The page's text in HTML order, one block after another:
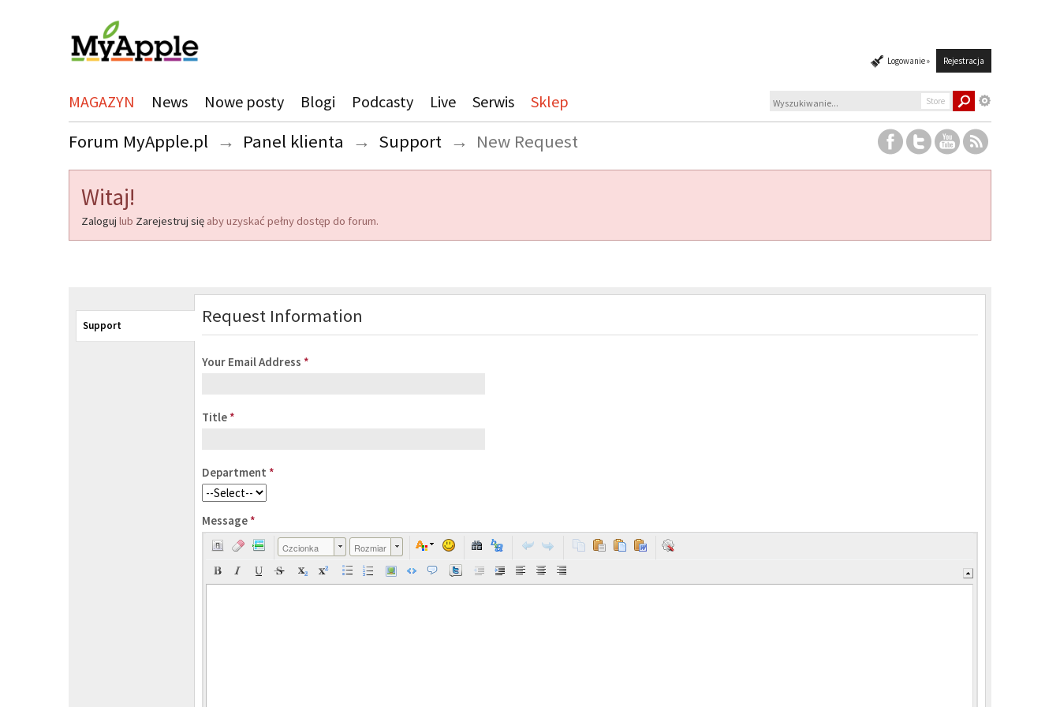
Logowanie » Rejestracja
MAGAZYN News Nowe posty Blogi Podcasty Live Serwis Sklep Store
Forum MyApple.pl → Panel klienta → Support → New Request
Witaj!
Zaloguj lub Zarejestruj się aby uzyskać pełny dostęp do forum.
Support Request Information
Your Email Address *
Title *
Department *
Message *
Czcionka Rozmiar